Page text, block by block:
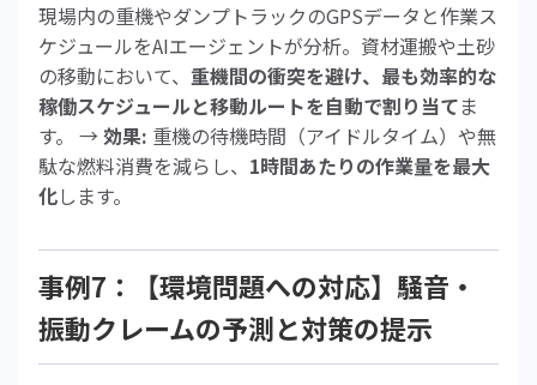
現場内の重機やダンプトラックのGPSデータと作業ス
ケジュールをAIエージェントが分析。資材運搬や土砂
の移動において、 重機間の衝突を避け、最も効率的な
稼働スケジュールと移動ルートを自動で割り当てま
す。 →効果: 重機の待機時間（アイドルタイム）や無
駄な燃料消費を減らし、 1時間あたりの作業量を最大
化します。
事例7：【環境問題への対応】騒音・
振動クレームの予測と対策の提示